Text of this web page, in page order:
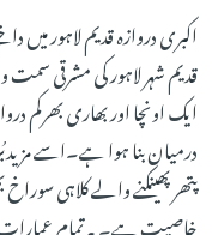
اکبری دروازہ قدیم لاہور
قدیم شہر لاہور کی مشرقی سمت
ایک اونچا اور بھاری
درمیان بنا ہوا ہے۔اسے
پتھر پھینکنے والے کلاہی
خاصیت ہے۔ یہ تمام عمارات